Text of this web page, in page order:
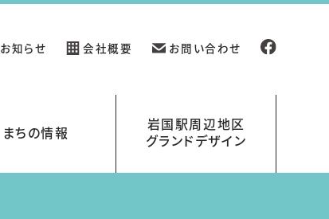
まちの情報
岩国駅周辺地区
グランドデザイン
お知らせ 会社概要 お問い合わせ